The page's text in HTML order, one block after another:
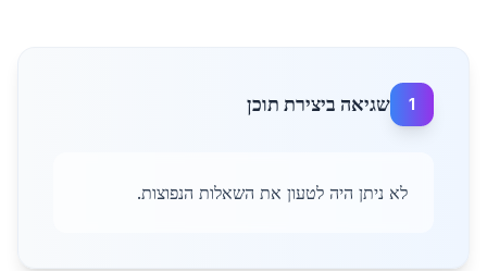
1 שגיאה ביצירת תוכן
לא ניתן היה לטעון את השאלות הנפוצות.